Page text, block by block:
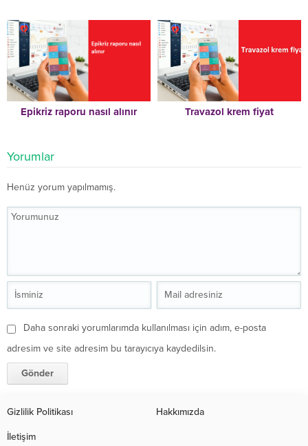
Epikriz raporu nasıl alınır Travazol krem fiyat
Yorumlar
Henüz yorum yapılmamış.
Daha sonraki yorumlarımda kullanılması için adım, e-posta
adresim ve site adresim bu tarayıcıya kaydedilsin.
Gizlilik Politikası Hakkımızda
İletişim